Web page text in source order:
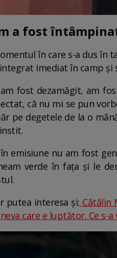
a fost
în care s-a dus în
imediat în camp
am fost dezamăgit, am
că nu mi se pun
pe degetele de la o
emisiune nu am fost
verde în fața și le
putea interesa și: Cătălin
care e luptător. Ce s-